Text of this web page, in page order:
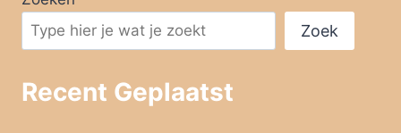
Zoek
Recent Geplaatst